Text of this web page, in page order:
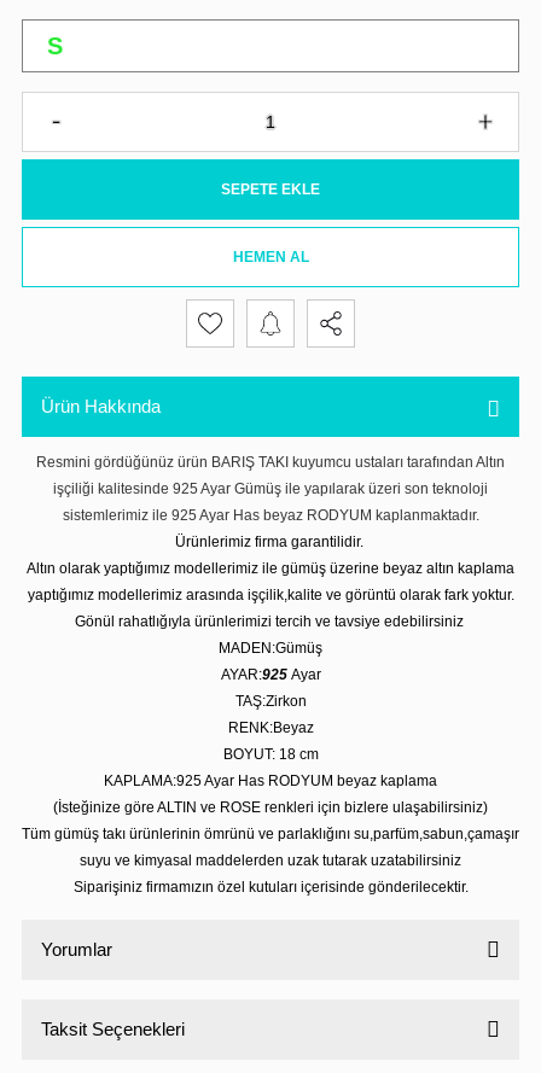
SEPETE EKLE
HEMEN AL
Ürün Hakkında
Resmini gördüğünüz ürün BARIŞ TAKI kuyumcu ustaları tarafından Altın
işçiliği kalitesinde 925 Ayar Gümüş ile yapılarak üzeri son teknoloji
sistemlerimiz ile 925 Ayar Has beyaz RODYUM kaplanmaktadır.
Ürünlerimiz firma garantilidir.
Altın olarak yaptığımız modellerimiz ile gümüş üzerine beyaz altın kaplama
yaptığımız modellerimiz arasında işçilik,kalite ve görüntü olarak fark yoktur.
Gönül rahatlığıyla ürünlerimizi tercih ve tavsiye edebilirsiniz
MADEN:Gümüş
AYAR:925 Ayar
TAŞ:Zirkon
RENK:Beyaz
BOYUT: 18 cm
KAPLAMA:925 Ayar Has RODYUM beyaz kaplama
(İsteğinize göre ALTIN ve ROSE renkleri için bizlere ulaşabilirsiniz)
Tüm gümüş takı ürünlerinin ömrünü ve parlaklığını su,parfüm,sabun,çamaşır
suyu ve kimyasal maddelerden uzak tutarak uzatabilirsiniz
Siparişiniz firmamızın özel kutuları içerisinde gönderilecektir.
Yorumlar
Taksit Seçenekleri